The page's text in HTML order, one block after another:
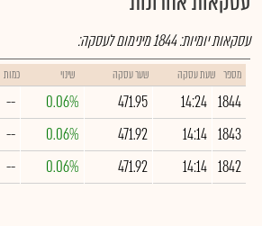
עסקאות יומיות:1844מינימום לעסקה:
מספר שעת עסקה שער עסקה שינוי כמות
1844
14:24
471.95
0.06%
--
1843
14:14
471.92
0.06%
--
1842
14:14
471.92
0.06%
--